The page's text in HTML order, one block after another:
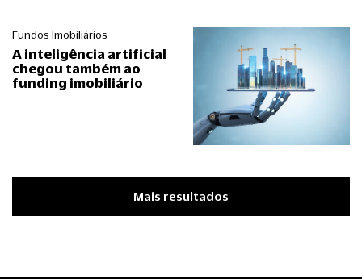
Fundos Imobiliários
A inteligência artificial
chegou também ao
funding imobiliário
Mais resultados